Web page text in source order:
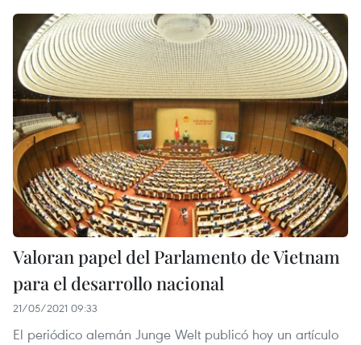
Valoran papel del Parlamento de Vietnam
para el desarrollo nacional
21/05/2021 09:33
El periódico alemán Junge Welt publicó hoy un artículo